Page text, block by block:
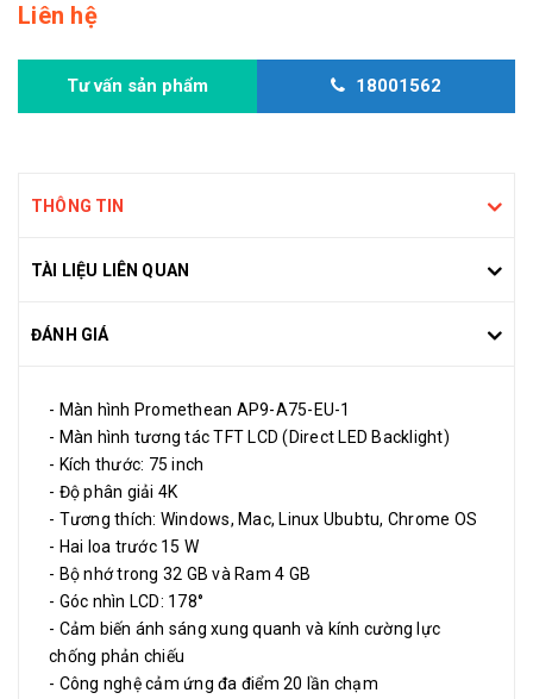
Liên hệ
Tư vấn sản phẩm 18001562
THÔNG TIN
TÀI LIỆU LIÊN QUAN
ĐÁNH GIÁ
- Màn hình Promethean AP9-A75-EU-1
- Màn hình tương tác TFT LCD (Direct LED Backlight)
- Kích thước: 75 inch
- Độ phân giải 4K
- Tương thích: Windows, Mac, Linux Ububtu, Chrome OS
- Hai loa trước 15 W
- Bộ nhớ trong 32 GB và Ram 4 GB
- Góc nhìn LCD: 178°
- Cảm biến ánh sáng xung quanh và kính cường lực
chống phản chiếu
- Công nghệ cảm ứng đa điểm 20 lần chạm